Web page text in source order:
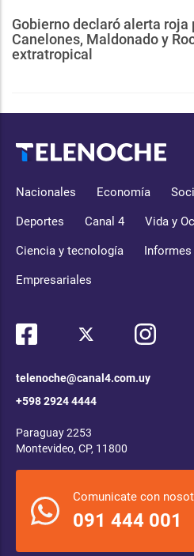
Gobierno declaró alerta roja
Canelones, Maldonado y
extratropical
Nacionales Economía
Deportes Canal 4 Vida y
Ciencia y tecnología
Empresariales
telenoche@canal4.com.uy
+598 2924 4444
Paraguay 2253
Montevideo, CP, 11800
Comunicate con
091 444 001